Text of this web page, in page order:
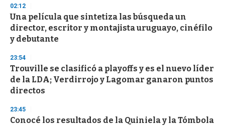
s
e
c
o
n
d
02:12
Una película que sintetiza las búsqueda un
director, escritor y montajista uruguayo, cinéfilo
y debutante
23:54
Trouville se clasificó a playoffs y es el nuevo líder
de la LDA; Verdirrojo y Lagomar ganaron puntos
directos
23:45
Conocé los resultados de la Quiniela y la Tómbola